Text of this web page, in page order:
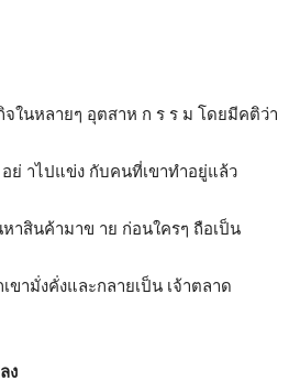
ในหลายๆ อุตสาห ก ร ร ม โดยมีคติว่า
ย่ าไปแข่ง กับคนที่เขาทำอยู่แล้ว
าสินค้ามาข าย ก่อนใครๆ ถือเป็น
ขามั่งคั่งและกลายเป็น เจ้าตลาด
ง